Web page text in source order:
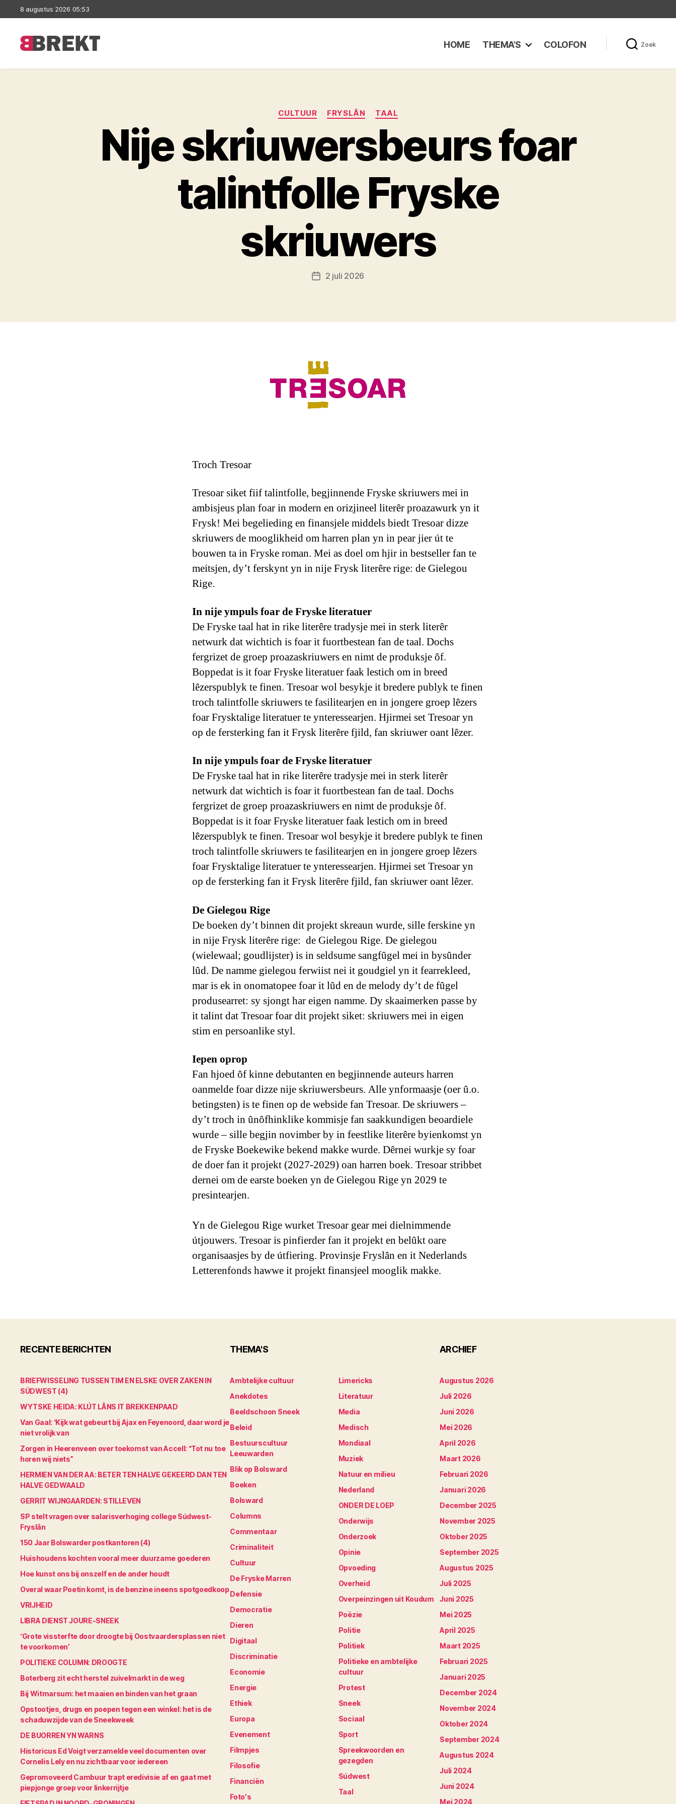
8 augustus 2026 05:53
HOME THEMA’S COLOFON Zoek
Categorieën
CULTUUR FRYSLÂN TAAL
Nije skriuwersbeurs foar
talintfolle Fryske
skriuwers
Berichtdatum
2 juli 2026
Troch Tresoar
Tresoar siket fiif talintfolle, begjinnende Fryske skriuwers mei in
ambisjeus plan foar in modern en orizjineel literêr proazawurk yn it
Frysk! Mei begelieding en finansjele middels biedt Tresoar dizze
skriuwers de mooglikheid om harren plan yn in pear jier út te
bouwen ta in Fryske roman. Mei as doel om hjir in bestseller fan te
meitsjen, dy’t ferskynt yn in nije Frysk literêre rige: de Gielegou
Rige.
In nije ympuls foar de Fryske literatuer
De Fryske taal hat in rike literêre tradysje mei in sterk literêr
netwurk dat wichtich is foar it fuortbestean fan de taal. Dochs
fergrizet de groep proazaskriuwers en nimt de produksje ôf.
Boppedat is it foar Fryske literatuer faak lestich om in breed
lêzerspublyk te finen. Tresoar wol besykje it bredere publyk te finen
troch talintfolle skriuwers te fasilitearjen en in jongere groep lêzers
foar Frysktalige literatuer te ynteressearjen. Hjirmei set Tresoar yn
op de fersterking fan it Frysk literêre fjild, fan skriuwer oant lêzer.
In nije ympuls foar de Fryske literatuer
De Fryske taal hat in rike literêre tradysje mei in sterk literêr
netwurk dat wichtich is foar it fuortbestean fan de taal. Dochs
fergrizet de groep proazaskriuwers en nimt de produksje ôf.
Boppedat is it foar Fryske literatuer faak lestich om in breed
lêzerspublyk te finen. Tresoar wol besykje it bredere publyk te finen
troch talintfolle skriuwers te fasilitearjen en in jongere groep lêzers
foar Frysktalige literatuer te ynteressearjen. Hjirmei set Tresoar yn
op de fersterking fan it Frysk literêre fjild, fan skriuwer oant lêzer.
De Gielegou Rige
De boeken dy’t binnen dit projekt skreaun wurde, sille ferskine yn
in nije Frysk literêre rige: de Gielegou Rige. De gielegou
(wielewaal; goudlijster) is in seldsume sangfûgel mei in bysûnder
lûd. De namme gielegou ferwiist nei it goudgiel yn it fearrekleed,
mar is ek in onomatopee foar it lûd en de melody dy’t de fûgel
produsearret: sy sjongt har eigen namme. Dy skaaimerken passe by
it talint dat Tresoar foar dit projekt siket: skriuwers mei in eigen
stim en persoanlike styl.
Iepen oprop
Fan hjoed ôf kinne debutanten en begjinnende auteurs harren
oanmelde foar dizze nije skriuwersbeurs. Alle ynformaasje (oer û.o.
betingsten) is te finen op de webside fan Tresoar. De skriuwers –
dy’t troch in ûnôfhinklike kommisje fan saakkundigen beoardiele
wurde – sille begjin novimber by in feestlike literêre byienkomst yn
de Fryske Boekewike bekend makke wurde. Dêrnei wurkje sy foar
de doer fan it projekt (2027-2029) oan harren boek. Tresoar stribbet
dernei om de earste boeken yn de Gielegou Rige yn 2029 te
presintearjen.
Yn de Gielegou Rige wurket Tresoar gear mei dielnimmende
útjouwers. Tresoar is pinfierder fan it projekt en belûkt oare
organisaasjes by de útfiering. Provinsje Fryslân en it Nederlands
Letterenfonds hawwe it projekt finansjeel mooglik makke.
RECENTE BERICHTEN
BRIEFWISSELING TUSSEN TIM EN ELSKE OVER ZAKEN IN
SÚDWEST (4)
WYTSKE HEIDA: KLÚT LÂNS IT BREKKENPAAD
Van Gaal: ‘Kijk wat gebeurt bij Ajax en Feyenoord, daar word je
niet vrolijk van
Zorgen in Heerenveen over toekomst van Accell: “Tot nu toe
horen wij niets”
HERMIEN VAN DER AA: BETER TEN HALVE GEKEERD DAN TEN
HALVE GEDWAALD
GERRIT WIJNGAARDEN: STILLEVEN
SP stelt vragen over salarisverhoging college Súdwest-
Fryslân
150 Jaar Bolswarder postkantoren (4)
Huishoudens kochten vooral meer duurzame goederen
Hoe kunst ons bij onszelf en de ander houdt
Overal waar Poetin komt, is de benzine ineens spotgoedkoop
VRIJHEID
LIBRA DIENST JOURE-SNEEK
‘Grote vissterfte door droogte bij Oostvaardersplassen niet
te voorkomen’
POLITIEKE COLUMN: DROOGTE
Boterberg zit echt herstel zuivelmarkt in de weg
Bij Witmarsum: het maaien en binden van het graan
Opstootjes, drugs en poepen tegen een winkel: het is de
schaduwzijde van de Sneekweek
DE BUORREN YN WARNS
Historicus Ed Voigt verzamelde veel documenten over
Cornelis Lely en nu zichtbaar voor iedereen
Gepromoveerd Cambuur trapt eredivisie af en gaat met
piepjonge groep voor linkerrijtje
THEMA'S
Ambtelijke cultuur
Anekdotes
Beeldschoon Sneek
Beleid
Bestuurscultuur
Leeuwarden
Blik op Bolsward
Boeken
Bolsward
Columns
Commentaar
Criminaliteit
Cultuur
De Fryske Marren
Defensie
Democratie
Dieren
Digitaal
Discriminatie
Economie
Energie
Ethiek
Europa
Evenement
Filmpjes
Filosofie
Financiën
Foto's
Limericks
Literatuur
Media
Medisch
Mondiaal
Muziek
Natuur en milieu
Nederland
ONDER DE LOEP
Onderwijs
Onderzoek
Opinie
Opvoeding
Overheid
Overpeinzingen uit Koudum
Poëzie
Politie
Politiek
Politieke en ambtelijke
cultuur
Protest
Sneek
Sociaal
Sport
Spreekwoorden en
gezegden
Súdwest
Taal
ARCHIEF
Augustus 2026
Juli 2026
Juni 2026
Mei 2026
April 2026
Maart 2026
Februari 2026
Januari 2026
December 2025
November 2025
Oktober 2025
September 2025
Augustus 2025
Juli 2025
Juni 2025
Mei 2025
April 2025
Maart 2025
Februari 2025
Januari 2025
December 2024
November 2024
Oktober 2024
September 2024
Augustus 2024
Juli 2024
Juni 2024
Mei 2024